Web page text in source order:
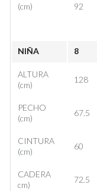
(cm)
92
NIÑA 8
ALTURA
(cm)
128
PECHO
(cm)
67.5
CINTURA
(cm)
60
CADERA
cm)
72.5